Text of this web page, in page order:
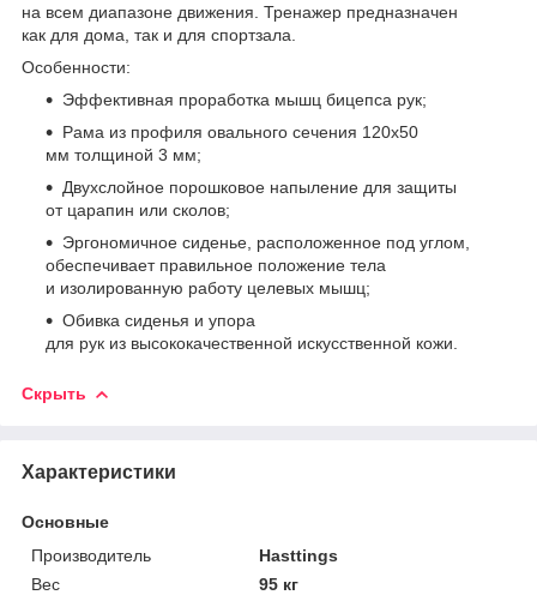
на всем диапазоне движения. Тренажер предназначен
как для дома, так и для спортзала.
Особенности:
Эффективная проработка мышц бицепса рук;
Рама из профиля овального сечения 120х50
мм толщиной 3 мм;
Двухслойное порошковое напыление для защиты
от царапин или сколов;
Эргономичное сиденье, расположенное под углом,
обеспечивает правильное положение тела
и изолированную работу целевых мышц;
Обивка сиденья и упора
для рук из высококачественной искусственной кожи.
Скрыть
Характеристики
Основные
Производитель
Hasttings
Вес
95 кг